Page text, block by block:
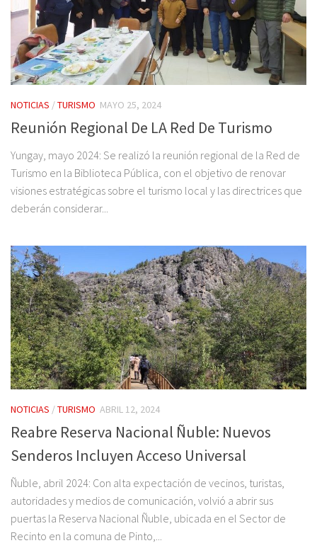
NOTICIAS /TURISMO MAYO 25, 2024
Reunión Regional De LA Red De Turismo
Yungay, mayo 2024: Se realizó la reunión regional de la Red de
Turismo en la Biblioteca Pública, con el objetivo de renovar
visiones estratégicas sobre el turismo local y las directrices que
deberán considerar...
NOTICIAS /TURISMO ABRIL 12, 2024
Reabre Reserva Nacional Ñuble: Nuevos
Senderos Incluyen Acceso Universal
Ñuble, abril 2024: Con alta expectación de vecinos, turistas,
autoridades y medios de comunicación, volvió a abrir sus
puertas la Reserva Nacional Ñuble, ubicada en el Sector de
Recinto en la comuna de Pinto,...